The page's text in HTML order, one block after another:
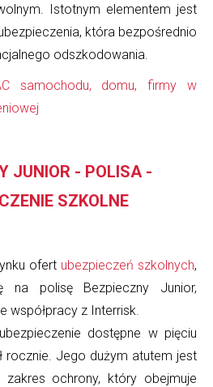
Istotnym elementem jest
która bezpośrednio
odszkodowania.
samochodu, domu, firmy w
JUNIOR - POLISA -
SZKOLNE
ofert ubezpieczeń szkolnych,
na polisę Bezpieczny Junior,
współpracy z Interrisk.
dostępne w pięciu
rocznie. Jego dużym atutem jest
ochrony, który obejmuje